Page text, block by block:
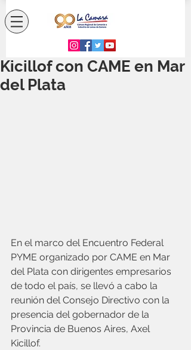
Kicillof con CAME en Mar
del Plata
En el marco del Encuentro Federal
PYME organizado por CAME en Mar
del Plata con dirigentes empresarios
de todo el país, se llevó a cabo la
reunión del Consejo Directivo con la
presencia del gobernador de la
Provincia de Buenos Aires, Axel
Kicillof.